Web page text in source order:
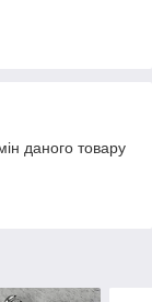
даного товару